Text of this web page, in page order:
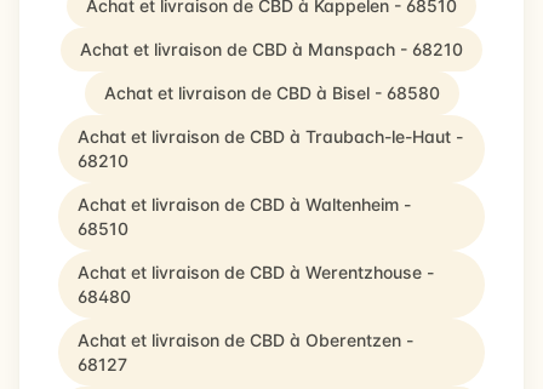
Achat et livraison de CBD à Kappelen - 68510
Achat et livraison de CBD à Manspach - 68210
Achat et livraison de CBD à Bisel - 68580
Achat et livraison de CBD à Traubach-le-Haut -
68210
Achat et livraison de CBD à Waltenheim -
68510
Achat et livraison de CBD à Werentzhouse -
68480
Achat et livraison de CBD à Oberentzen -
68127